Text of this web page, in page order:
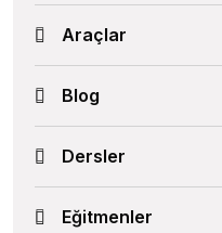
Araçlar
Blog
Dersler
Eğitmenler